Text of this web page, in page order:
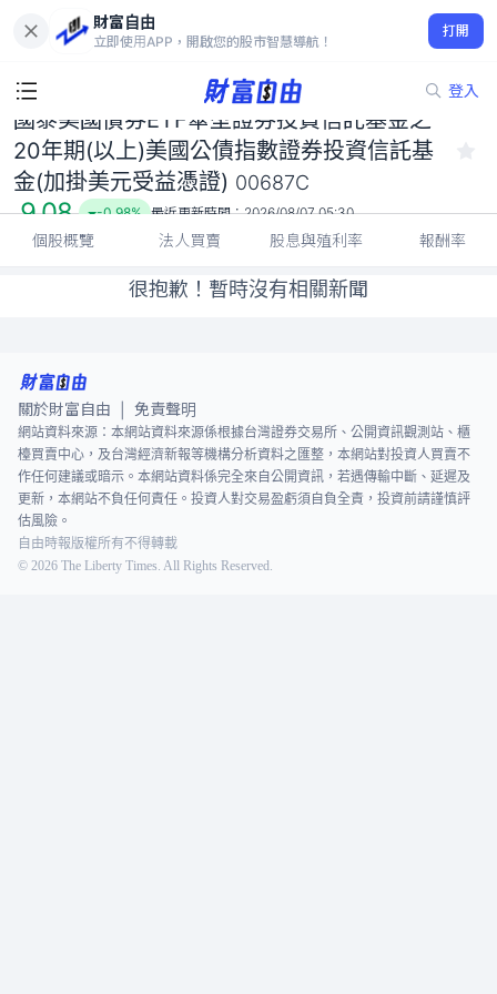
財富自由
立即使用APP，開啟您的股市智慧導航！
打開
登入
國泰美國債券ETF傘型證券投資信託基金之20年期(以上)美國公債
指數證券投資信託基金(加掛美元受益憑證) 00687C
9.08
-0.98%
國泰美國債券ETF傘型證券投資信託基金之
20年期(以上)美國公債指數證券投資信託基
金(加掛美元受益憑證) 00687C
9.08 -0.98% 最近更新時間：2026/08/07 05:30
個股概覽 法人買賣 股息與殖利率 報酬率
很抱歉！暫時沒有相關新聞
關於財富自由 免責聲明
網站資料來源：本網站資料來源係根據台灣證券交易所、公開資訊觀測站、櫃
檯買賣中心，及台灣經濟新報等機構分析資料之匯整，本網站對投資人買賣不
作任何建議或暗示。本網站資料係完全來自公開資訊，若遇傳輸中斷、延遲及
更新，本網站不負任何責任。投資人對交易盈虧須自負全責，投資前請謹慎評
估風險。
自由時報版權所有不得轉載
© 2026 The Liberty Times. All Rights Reserved.